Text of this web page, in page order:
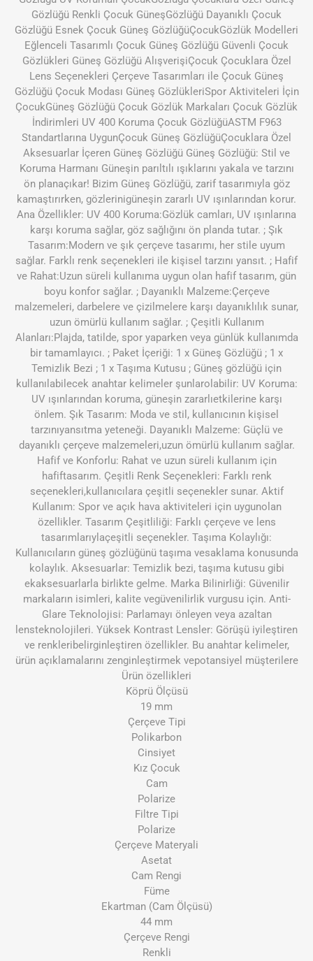
Gözlüğü Renkli Çocuk GüneşGözlüğü Dayanıklı Çocuk
Gözlüğü Esnek Çocuk Güneş GözlüğüÇocukGözlük Modelleri
Eğlenceli Tasarımlı Çocuk Güneş Gözlüğü Güvenli Çocuk
Gözlükleri Güneş Gözlüğü AlışverişiÇocuk Çocuklara Özel
Lens Seçenekleri Çerçeve Tasarımları ile Çocuk Güneş
Gözlüğü Çocuk Modası Güneş GözlükleriSpor Aktiviteleri İçin
ÇocukGüneş Gözlüğü Çocuk Gözlük Markaları Çocuk Gözlük
İndirimleri UV 400 Koruma Çocuk GözlüğüASTM F963
Standartlarına UygunÇocuk Güneş GözlüğüÇocuklara Özel
Aksesuarlar İçeren Güneş Gözlüğü Güneş Gözlüğü: Stil ve
Koruma Harmanı Güneşin parıltılı ışıklarını yakala ve tarzını
ön planaçıkar! Bizim Güneş Gözlüğü, zarif tasarımıyla göz
kamaştırırken, gözlerinigüneşin zararlı UV ışınlarından korur.
Ana Özellikler: UV 400 Koruma:Gözlük camları, UV ışınlarına
karşı koruma sağlar, göz sağlığını ön planda tutar. ; Şık
Tasarım:Modern ve şık çerçeve tasarımı, her stile uyum
sağlar. Farklı renk seçenekleri ile kişisel tarzını yansıt. ; Hafif
ve Rahat:Uzun süreli kullanıma uygun olan hafif tasarım, gün
boyu konfor sağlar. ; Dayanıklı Malzeme:Çerçeve
malzemeleri, darbelere ve çizilmelere karşı dayanıklılık sunar,
uzun ömürlü kullanım sağlar. ; Çeşitli Kullanım
Alanları:Plajda, tatilde, spor yaparken veya günlük kullanımda
bir tamamlayıcı. ; Paket İçeriği: 1 x Güneş Gözlüğü ; 1 x
Temizlik Bezi ; 1 x Taşıma Kutusu ; Güneş gözlüğü için
kullanılabilecek anahtar kelimeler şunlarolabilir: UV Koruma:
UV ışınlarından koruma, güneşin zararlıetkilerine karşı
önlem. Şık Tasarım: Moda ve stil, kullanıcının kişisel
tarzınıyansıtma yeteneği. Dayanıklı Malzeme: Güçlü ve
dayanıklı çerçeve malzemeleri,uzun ömürlü kullanım sağlar.
Hafif ve Konforlu: Rahat ve uzun süreli kullanım için
hafiftasarım. Çeşitli Renk Seçenekleri: Farklı renk
seçenekleri,kullanıcılara çeşitli seçenekler sunar. Aktif
Kullanım: Spor ve açık hava aktiviteleri için uygunolan
özellikler. Tasarım Çeşitliliği: Farklı çerçeve ve lens
tasarımlarıylaçeşitli seçenekler. Taşıma Kolaylığı:
Kullanıcıların güneş gözlüğünü taşıma vesaklama konusunda
kolaylık. Aksesuarlar: Temizlik bezi, taşıma kutusu gibi
ekaksesuarlarla birlikte gelme. Marka Bilinirliği: Güvenilir
markaların isimleri, kalite vegüvenilirlik vurgusu için. Anti-
Glare Teknolojisi: Parlamayı önleyen veya azaltan
lensteknolojileri. Yüksek Kontrast Lensler: Görüşü iyileştiren
ve renkleribelirginleştiren özellikler. Bu anahtar kelimeler,
ürün açıklamalarını zenginleştirmek vepotansiyel müşterilere
Ürün özellikleri
Köprü Ölçüsü
19 mm
Çerçeve Tipi
Polikarbon
Cinsiyet
Kız Çocuk
Cam
Polarize
Filtre Tipi
Polarize
Çerçeve Materyali
Asetat
Cam Rengi
Füme
Ekartman (Cam Ölçüsü)
44 mm
Çerçeve Rengi
Renkli